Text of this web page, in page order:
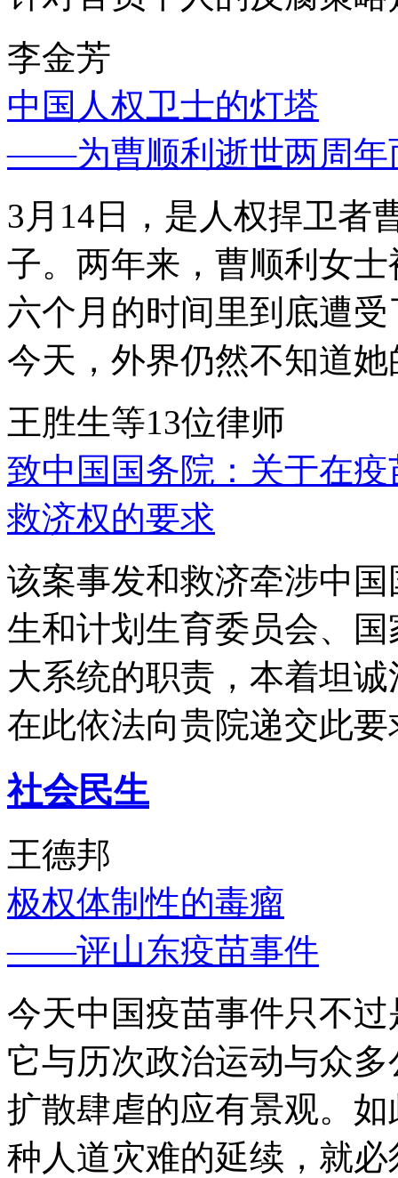
李金芳
中国人权卫士的灯塔
——为曹顺利逝世两周年
3月14日，是人权捍卫者
子。两年来，曹顺利女
六个月的时间里到底遭
今天，外界仍然不知道
王胜生等13位律师
致中国国务院：关于在
救济权的要求
该案事发和救济牵涉中
生和计划生育委员会、
大系统的职责，本着坦
在此依法向贵院递交此要
社会民生
王德邦
极权体制性的毒瘤
——评山东疫苗事件
今天中国疫苗事件只不
它与历次政治运动与众
扩散肆虐的应有景观。
种人道灾难的延续，就